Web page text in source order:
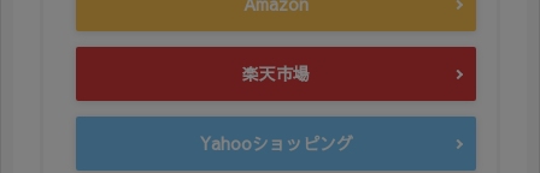
楽天市場
Yahooショッピング